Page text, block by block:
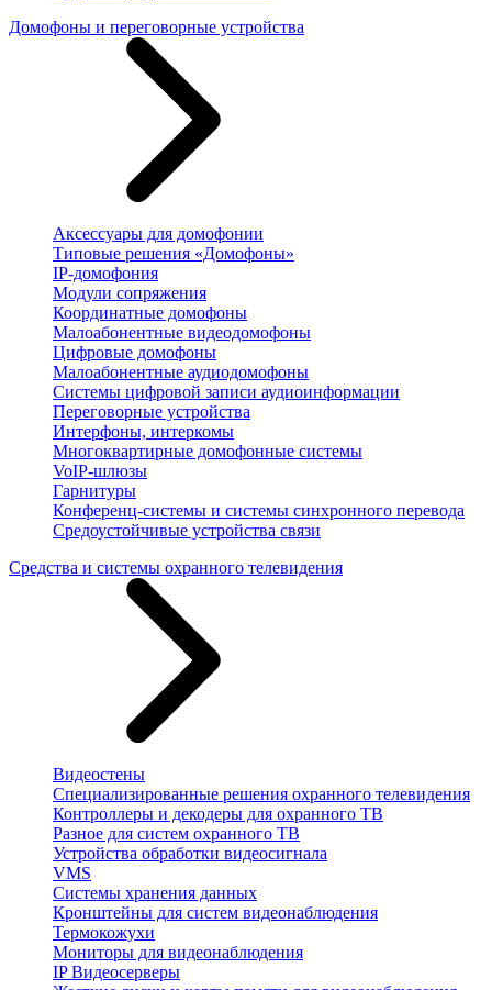
Домофоны и переговорные устройства
Аксессуары для домофонии
Типовые решения «Домофоны»
IP-домофония
Модули сопряжения
Координатные домофоны
Малоабонентные видеодомофоны
Цифровые домофоны
Малоабонентные аудиодомофоны
Системы цифровой записи аудиоинформации
Переговорные устройства
Интерфоны, интеркомы
Многоквартирные домофонные системы
VoIP-шлюзы
Гарнитуры
Конференц-системы и системы синхронного перевода
Средоустойчивые устройства связи
Средства и системы охранного телевидения
Видеостены
Специализированные решения охранного телевидения
Контроллеры и декодеры для охранного ТВ
Разное для систем охранного ТВ
Устройства обработки видеосигнала
VMS
Системы хранения данных
Кронштейны для систем видеонаблюдения
Термокожухи
Мониторы для видеонаблюдения
IP Видеосерверы